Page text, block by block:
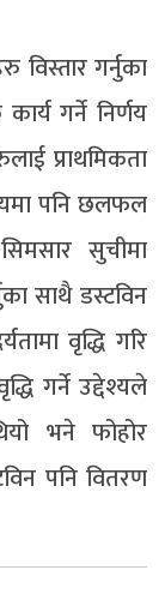
विस्तार गर्नुका
गर्ने निर्णय
प्राथमिकता
पनि छलफल
सुचीमा
साथै डस्टविन
वृद्धि गरि
गर्ने उद्देश्यले
भने फोहोर
पनि वितरण